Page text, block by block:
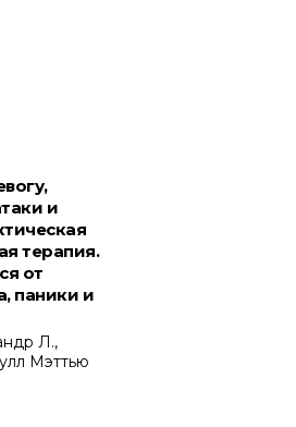
и
терапия.
от
паники и
Л.,
Мэттью